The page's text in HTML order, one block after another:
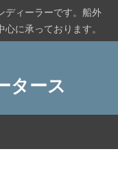
ディーラーです。船外
に承っております。
タース